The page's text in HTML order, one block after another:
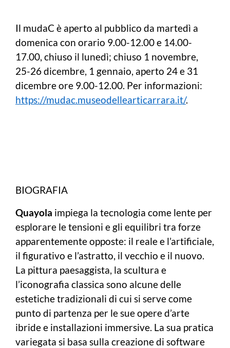
Il mudaC è aperto al pubblico da martedì a
domenica con orario 9.00-12.00 e 14.00-
17.00, chiuso il lunedì; chiuso 1 novembre,
25-26 dicembre, 1 gennaio, aperto 24 e 31
dicembre ore 9.00-12.00. Per informazioni:
https://mudac.museodellearticarrara.it/.
BIOGRAFIA
Quayola impiega la tecnologia come lente per
esplorare le tensioni e gli equilibri tra forze
apparentemente opposte: il reale e l’artificiale,
il figurativo e l’astratto, il vecchio e il nuovo.
La pittura paesaggista, la scultura e
l’iconografia classica sono alcune delle
estetiche tradizionali di cui si serve come
punto di partenza per le sue opere d’arte
ibride e installazioni immersive. La sua pratica
variegata si basa sulla creazione di software